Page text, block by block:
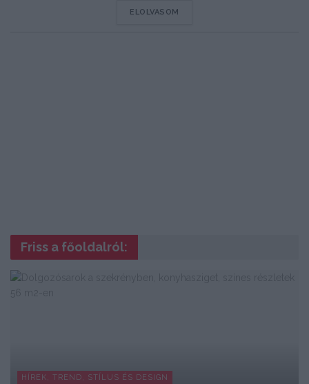
ELOLVASOM
Friss a főoldalról:
HÍREK, TREND, STÍLUS ÉS DESIGN